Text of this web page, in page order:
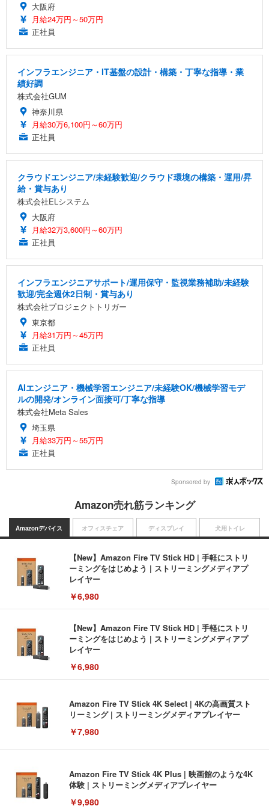
大阪府
月給24万円～50万円
正社員
インフラエンジニア・IT基盤の設計・構築・丁寧な指導・業
績好調
株式会社GUM
神奈川県
月給30万6,100円～60万円
正社員
クラウドエンジニア/未経験歓迎/クラウド環境の構築・運用/昇
給・賞与あり
株式会社ELシステム
大阪府
月給32万3,600円～60万円
正社員
インフラエンジニアサポート/運用保守・監視業務補助/未経験
歓迎/完全週休2日制・賞与あり
株式会社プロジェクトトリガー
東京都
月給31万円～45万円
正社員
AIエンジニア・機械学習エンジニア/未経験OK/機械学習モデ
ルの開発/オンライン面接可/丁寧な指導
株式会社Meta Sales
埼玉県
月給33万円～55万円
正社員
Sponsored by
Amazon売れ筋ランキング
Amazonデバイス
【New】Amazon Fire TV Stick HD | 手軽にストリ
ーミングをはじめよう | ストリーミングメディアプ
レイヤー
￥6,980
【New】Amazon Fire TV Stick HD | 手軽にストリ
ーミングをはじめよう | ストリーミングメディアプ
レイヤー
￥6,980
Amazon Fire TV Stick 4K Select | 4Kの高画質スト
リーミング | ストリーミングメディアプレイヤー
￥7,980
Amazon Fire TV Stick 4K Plus | 映画館のような4K
体験 | ストリーミングメディアプレイヤー
￥9,980
オフィスチェア ディスプレイ 犬用トイレ